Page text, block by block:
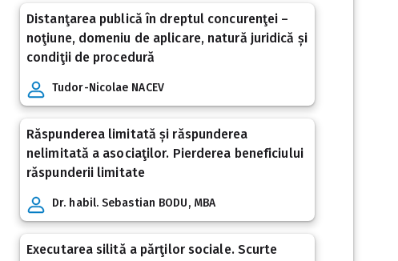
Distanţarea publică în dreptul concurenţei –
noţiune, domeniu de aplicare, natură juridică și
condiţii de procedură
Tudor-Nicolae NACEV
Răspunderea limitată și răspunderea
nelimitată a asociaţilor. Pierderea beneficiului
răspunderii limitate
Dr. habil. Sebastian BODU, MBA
Executarea silită a părţilor sociale. Scurte